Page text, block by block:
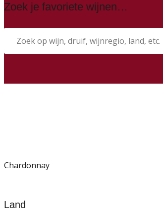
Zoek je favoriete wijnen…
Chardonnay
Land